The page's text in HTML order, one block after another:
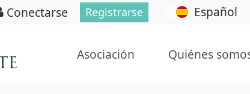
Conectarse Registrarse Español
Asociación Quiénes